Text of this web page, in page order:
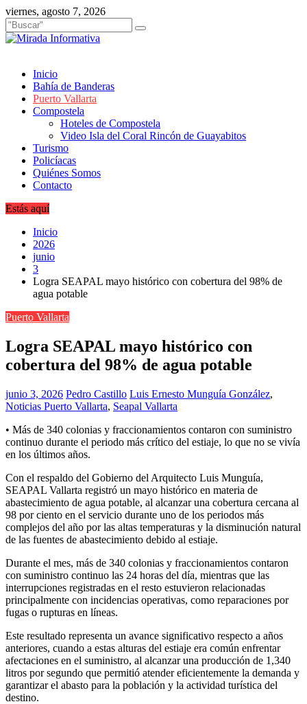
Saltar
al
contenido
viernes, agosto 7, 2026
Inicio
Bahía de Banderas
Puerto Vallarta
Compostela
Hoteles de Compostela
Video Isla del Coral Rincón de Guayabitos
Turismo
Policíacas
Quiénes Somos
Contacto
Estás aquí
Inicio
2026
junio
3
Logra SEAPAL mayo histórico con cobertura del 98% de
agua potable
Puerto Vallarta
Logra SEAPAL mayo histórico con
cobertura del 98% de agua potable
junio 3, 2026 Pedro Castillo Luis Ernesto Munguía González,
Noticias Puerto Vallarta, Seapal Vallarta
• Más de 340 colonias y fraccionamientos contaron con suministro
continuo durante el periodo más crítico del estiaje, lo que no se vivía
en los últimos años.
Con el respaldo del Gobierno del Arquitecto Luis Munguía,
SEAPAL Vallarta registró un mayo histórico en materia de
abastecimiento de agua potable, al alcanzar una cobertura cercana al
98 por ciento en el servicio durante uno de los periodos más
complejos del año por las altas temperaturas y la disminución natural
de las fuentes de abastecimiento debido al estiaje.
Durante el mes, más de 340 colonias y fraccionamientos contaron
con suministro continuo las 24 horas del día, mientras que las
interrupciones registradas en el resto estuvieron relacionadas
principalmente con incidencias operativas, como reparaciones por
fugas o rupturas en líneas.
Este resultado representa un avance significativo respecto a años
anteriores, cuando a estas alturas del estiaje era común enfrentar
afectaciones en el suministro, al alcanzar una producción de 1,340
litros por segundo que permitió atender eficientemente la demanda y
garantizar el abasto para la población y la actividad turística del
destino.